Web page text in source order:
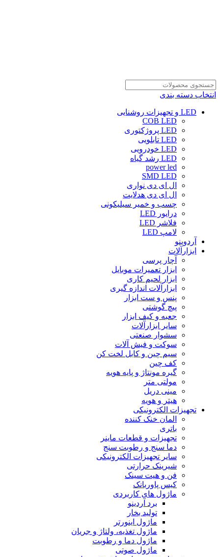
انتخاب دسته بندی
LED و تجهیزات روشنایی
COB LED
LED پروژکتوری
LED تابلویی
LED خودرویی
LED رشد گیاه
power led
SMD LED
ال ای دی نواری
ال ای دی هدلایت
چسب و خمیر سیلیکونی
درایور LED
فلاشر LED
لامپ LED
آردوینو
ابزارآلات
آچار پرسی
ابزار تعمیرات موبایل
ابزار لحیم کاری
ابزارآلات اندازه گیری
پنس و ست ابزار
پیچ گوشتی
جعبه و کیف ابزار
سایر ابزارآلات
سشوار صنعتی
سوکت و فیش آلات
سیم چین و کابل لخت کن
کف چین
گیره مونتاژ و پایه هویه
مولتی متر
مینی دریل
هیتر و هویه
تجهیزات الکترونیکی
المان خنک کننده
باتری
تجهیزات و قطعات ماینر
دما سنج و رطوبت سنج
سایر تجهیزات الکترونیکی
شیرینک حرارتی
فن و هیت سینک
کیس پاوربانک
ماژول های کاربردی
برد آردینو
تولید بخار
ماژول اینورتر
ماژول تغذیه، ولتاژ و جریان
ماژول دما و رطوبت
ماژول صوتی